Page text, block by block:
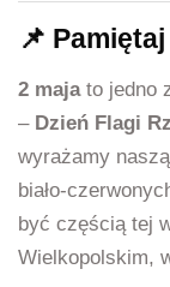
📌
2 majato jedno
– Dzień Flagi
wyrażamy
biało-
być częścią tej
Wielkopolskim,